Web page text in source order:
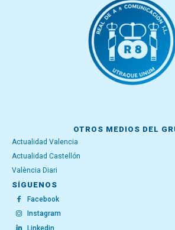
OTROS MEDIOS DEL
Actualidad Valencia
Actualidad Castellón
València Diari
SÍGUENOS
Facebook
Instagram
Linkedin